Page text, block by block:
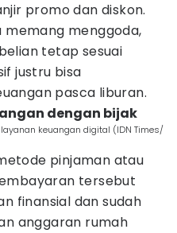
promo dan diskon.
menggoda,
tetap sesuai
justru bisa
pasca liburan.
dengan bijak
keuangan digital (IDN Times/
pinjaman atau
tersebut
finansial dan sudah
anggaran rumah